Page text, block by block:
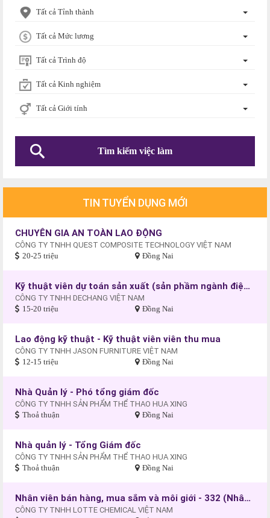
Tất cả Tỉnh thành
Tất cả Mức lương
Tất cả Trình độ
Tất cả Kinh nghiệm
Tất cả Giới tính
TIN TUYỂN DỤNG MỚI
CHUYÊN GIA AN TOÀN LAO ĐỘNG
CÔNG TY TNHH QUEST COMPOSITE TECHNOLOGY VIỆT NAM
20-25 triệu Đồng Nai
Kỹ thuật viên dự toán sản xuất (sản phầm ngành điện）
CÔNG TY TNHH DECHANG VIỆT NAM
15-20 triệu Đồng Nai
Lao động kỹ thuật - Kỹ thuật viên viên thu mua
CÔNG TY TNHH JASON FURNITURE VIỆT NAM
12-15 triệu Đồng Nai
Nhà Quản lý - Phó tổng giám đốc
CÔNG TY TNHH SẢN PHẨM THỂ THAO HUA XING
Thoả thuận Đồng Nai
Nhà quản lý - Tổng Giám đốc
CÔNG TY TNHH SẢN PHẨM THỂ THAO HUA XING
Thoả thuận Đồng Nai
Nhân viên bán hàng, mua sắm và môi giới - 332 (Nhân viên kinh doanh)
CÔNG TY TNHH LOTTE CHEMICAL VIỆT NAM